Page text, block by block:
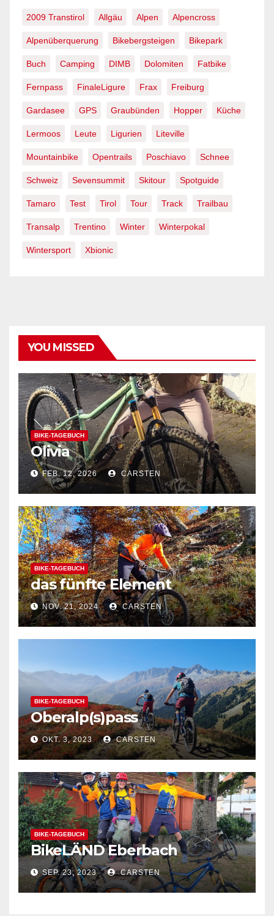
2009 Transtirol Allgäu Alpen Alpencross
Alpenüberquerung Bikebergsteigen Bikepark
Buch Camping DIMB Dolomiten Fatbike
Fernpass FinaleLigure Frax Freiburg
Gardasee GPS Graubünden Hopper Küche
Lermoos Leute Ligurien Liteville
Mountainbike Opentrails Poschiavo Schnee
Schweiz Sevensummit Skitour Spotguide
Tamaro Test Tirol Tour Track Trailbau
Transalp Trentino Winter Winterpokal
Wintersport Xbionic
YOU MISSED
BIKE-TAGEBUCH
Olivia
FEB. 12, 2026 CARSTEN
BIKE-TAGEBUCH
das fünfte Element
NOV. 21, 2024 CARSTEN
BIKE-TAGEBUCH
Oberalp(s)pass
OKT. 3, 2023 CARSTEN
BIKE-TAGEBUCH
BikeLÄND Eberbach
SEP. 23, 2023 CARSTEN